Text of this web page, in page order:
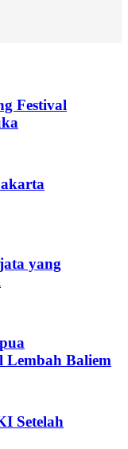
Festival
yang
Lembah Baliem
Setelah